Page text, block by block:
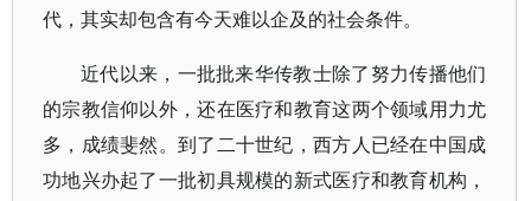
代，其实却包含有今天难以企及的社会条件。
近代以来，一批批来华传教士除了努力传播他们
的宗教信仰以外，还在医疗和教育这两个领域用力尤
多，成绩斐然。到了二十世纪，西方人已经在中国成
功地兴办起了一批初具规模的新式医疗和教育机构，